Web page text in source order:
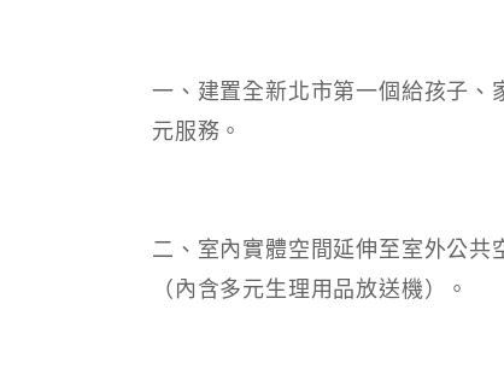
一、建置全新北市第一個給孩子
元服務。
二、室內實體空間延伸至室外公
（內含多元生理用品放送機）。